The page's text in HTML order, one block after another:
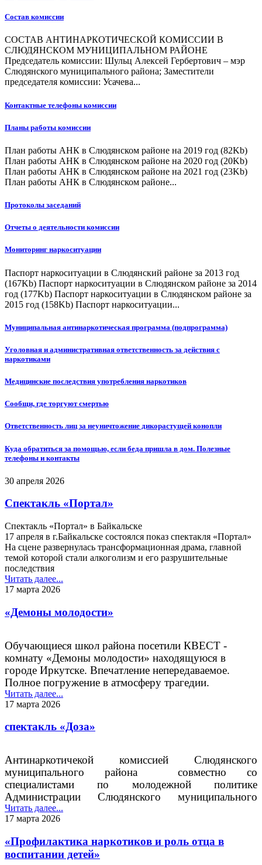
Состав комиссии
СОСТАВ АНТИНАРКОТИЧЕСКОЙ КОМИССИИ В
СЛЮДЯНСКОМ МУНИЦИПАЛЬНОМ РАЙОНЕ
Председатель комиссии: Шульц Алексей Гербертович – мэр
Слюдянского муниципального района; Заместители
председателя комиссии: Усачева...
Контактные телефоны комиссии
Планы работы комиссии
План работы АНК в Слюдянском районе на 2019 год (82Kb)
План работы АНК в Слюдянском районе на 2020 год (20Kb)
План работы АНК в Слюдянском районе на 2021 год (23Kb)
План работы АНК в Слюдянском районе...
Протоколы заседаний
Отчеты о деятельности комиссии
Мониторинг наркоситуации
Паспорт наркоситуации в Слюдянский районе за 2013 год
(167Kb) Паспорт наркоситуации в Слюдянском районе за 2014
год (177Kb) Паспорт наркоситуации в Слюдянском районе за
2015 год (158Kb) Паспорт наркоситуации...
Муниципальная антинаркотическая программа (подпрограмма)
Уголовная и административная ответственность за действия с
наркотиками
Медицинские последствия употребления наркотиков
Сообщи, где торгуют смертью
Ответственность лиц за неуничтожение дикорастущей конопли
Куда обратиться за помощью, если беда пришла в дом. Полезные
телефоны и контакты
30 апреля 2026
Спектакль «Портал»
Спектакль «Портал» в Байкальске
17 апреля в г.Байкальске состоялся показ спектакля «Портал»
На сцене развернулась трансформационная драма, главной
темой которой стали алкоголизм и его разрушительные
последствия
Читать далее...
17 марта 2026
«Демоны молодости»
Обучающиеся школ района посетили КВЕСТ -
комнату «Демоны молодости» находящуюся в
городе Иркутске. Впечатление непередаваемое.
Полное погружение в атмосферу трагедии.
Профилактика, в данном проекте построена на
эмоции страха. В перспективе открытие комнаты в
Читать далее...
17 марта 2026
спектакль «Доза»
Антинаркотичекой комиссией Слюдянского
муниципального района
совместно со
специалистами по молодежной политике
Администрации Слюдянского муниципального
района, образовательными организациями и
Баайкальским техникумом отраслевых технологий
просмотра и обсуждения спектакля «Доза». В
просмотре спектакля участвовали образовательные
Читать далее...
17 марта 2026
«Профилактика наркотиков и роль отца в
воспитании детей»